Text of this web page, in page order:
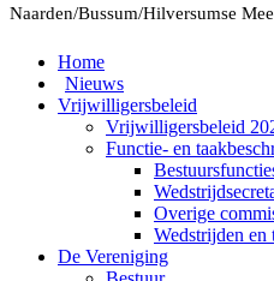
Naarden/Bussum/Hilversumse
Home
Nieuws
Vrijwilligersbeleid
Vrijwilligersbeleid
Functie- en
Overige
Wedstrijden en
De Vereniging